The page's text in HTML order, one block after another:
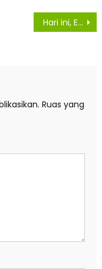
Hari ini, Empat Warga Asahan Kembali Sembuh Dari Virus Covid -19
Ruas yang